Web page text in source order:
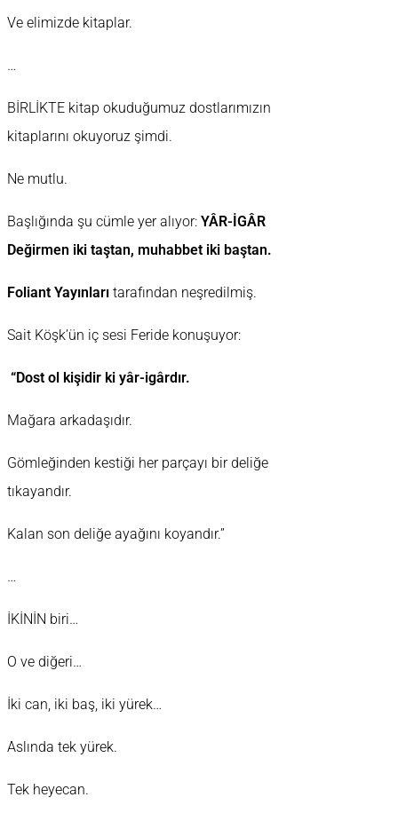
Ve elimizde kitaplar.
…
BİRLİKTE kitap okuduğumuz dostlarımızın
kitaplarını okuyoruz şimdi.
Ne mutlu.
Başlığında şu cümle yer alıyor: YÂR-İGÂR
Değirmen iki taştan, muhabbet iki baştan.
Foliant Yayınları tarafından neşredilmiş.
Sait Köşk’ün iç sesi Feride konuşuyor:
“Dost ol kişidir ki yâr-igârdır.
Mağara arkadaşıdır.
Gömleğinden kestiği her parçayı bir deliğe
tıkayandır.
Kalan son deliğe ayağını koyandır.”
…
İKİNİN biri…
O ve diğeri…
İki can, iki baş, iki yürek…
Aslında tek yürek.
Tek heyecan.